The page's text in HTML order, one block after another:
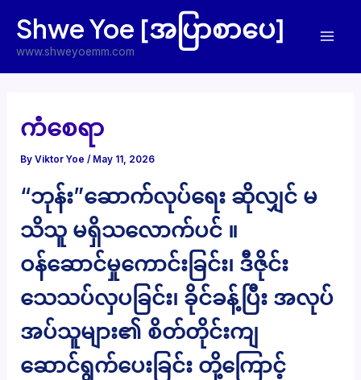
content
Shwe Yoe [အပြာစာပေ]
www.shweyoemm.com
ကံစေရာ
ByViktor Yoe/ May 11, 2026
“ဘုန်း”ဆောက်လုပ်ရေး ဆိုလျှင် မ
သိသူ မရှိသလောက်ပင် ။
ဝန်ဆောင်မှုကောင်းခြင်း၊ ဒီဇိုင်း
သေသပ်လှပခြင်း၊ ခိုင်ခန့်ပြီး အလုပ်
အပ်သူများ၏ စိတ်တိုင်းကျ
ဆောင်ရွက်ပေးခြင်း တို့ကြောင့်